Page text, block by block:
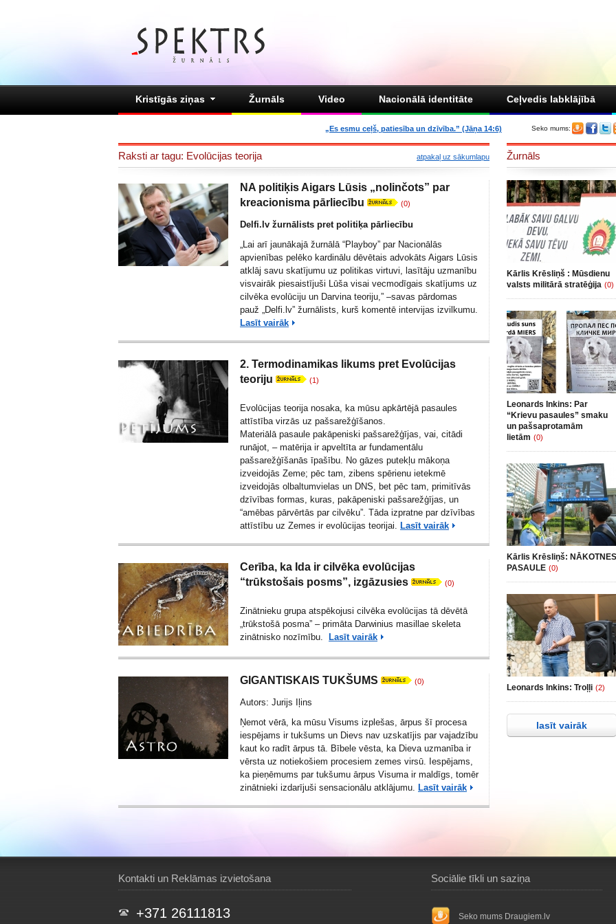
Kristīgās ziņas Žurnāls Video Nacionālā identitāte Ceļvedis labklājībā
Seko mums:
„Es esmu ceļš, patiesība un dzīvība.” (Jāņa 14:6)
Raksti ar tagu: Evolūcijas teorija atpakaļ uz sākumlapu
NA politiķis Aigars Lūsis „nolinčots” par
kreacionisma pārliecību
(0)
Delfi.lv žurnālists pret politiķa pārliecību
„Lai arī jaunākajā žurnālā “Playboy” par Nacionālās
apvienības pelēko kardinālu dēvētais advokāts Aigars Lūsis
atklāj savu skatījumu uz politikas virtuvi, lasītāju uzmanību
visvairāk piesaistījuši Lūša visai vecmodīgais skatījums uz
cilvēka evolūciju un Darvina teoriju,” –savas pārdomas
pauž „Delfi.lv” žurnālists, kurš komentē intervijas izvilkumu.
Lasīt vairāk
2. Termodinamikas likums pret Evolūcijas
teoriju
(1)
Evolūcijas teorija nosaka, ka mūsu apkārtējā pasaules
attīstība virzās uz pašsarežģīšanos.
Materiālā pasaule pakāpeniski pašsarežģījas, vai, citādi
runājot, – matērija ir apveltīta ar fundamentālu
pašsarežģīšanās īpašību. No gāzes putekļu mākoņa
izveidojās Zeme; pēc tam, zibens spērienu ietekmē
izveidojās olbaltumvielas un DNS, bet pēc tam, primitīvās
dzīvības formas, kuras, pakāpeniski pašsarežģījas, un
“amēbas pārvērtās par cilvēku”. Tāda izpratne par dzīvības
attīstību uz Zemes ir evolūcijas teorijai. Lasīt vairāk
Cerība, ka Ida ir cilvēka evolūcijas
“trūkstošais posms”, izgāzusies
(0)
Zinātnieku grupa atspēkojusi cilvēka evolūcijas tā dēvētā
„trūkstošā posma” – primāta Darwinius masillae skeleta
zinātnisko nozīmību.
Lasīt vairāk
GIGANTISKAIS TUKŠUMS (0)
Autors: Jurijs Iļins
Ņemot vērā, ka mūsu Visums izplešas, ārpus šī procesa
iespējams ir tukšums un Dievs nav uzskatījis par vajadzību
kaut ko radīt ārpus tā. Bībele vēsta, ka Dieva uzmanība ir
vērsta uz notiekošiem procesiem zemes virsū. Iespējams,
ka pieņēmums par tukšumu ārpus Visuma ir maldīgs, tomēr
zinātnieki izdarījuši sensacionālu atklājumu. Lasīt vairāk
Žurnāls
Kārlis Krēsliņš : Mūsdienu
valsts militārā stratēģija (0)
Leonards Inkins: Par
“Krievu pasaules” smaku
un pašsaprotamām
lietām (0)
Kārlis Krēsliņš: NĀKOTNES
PASAULE (0)
Leonards Inkins: Troļļi (2)
lasīt vairāk
Kontakti un Reklāmas izvietošana
+371 26111813
Sociālie tīkli un saziņa
Seko mums Draugiem.lv